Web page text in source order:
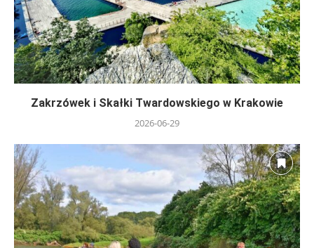
Zakrzówek i Skałki Twardowskiego w Krakowie
2026-06-29